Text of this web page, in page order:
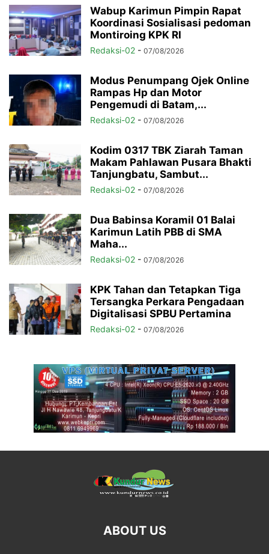
Wabup Karimun Pimpin Rapat
Koordinasi Sosialisasi pedoman
Montiroing KPK RI
Redaksi-02 - 07/08/2026
Modus Penumpang Ojek Online
Rampas Hp dan Motor
Pengemudi di Batam,...
Redaksi-02 - 07/08/2026
Kodim 0317 TBK Ziarah Taman
Makam Pahlawan Pusara Bhakti
Tanjungbatu, Sambut...
Redaksi-02 - 07/08/2026
Dua Babinsa Koramil 01 Balai
Karimun Latih PBB di SMA
Maha...
Redaksi-02 - 07/08/2026
KPK Tahan dan Tetapkan Tiga
Tersangka Perkara Pengadaan
Digitalisasi SPBU Pertamina
Redaksi-02 - 07/08/2026
ABOUT US